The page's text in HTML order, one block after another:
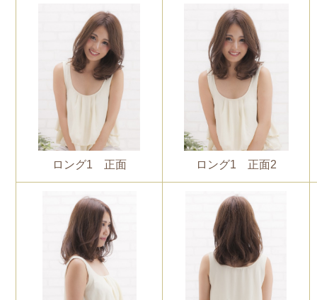
ロング1 正面 ロング1 正面2